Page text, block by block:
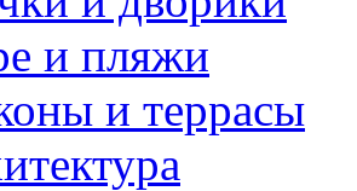
и пляжи
и террасы